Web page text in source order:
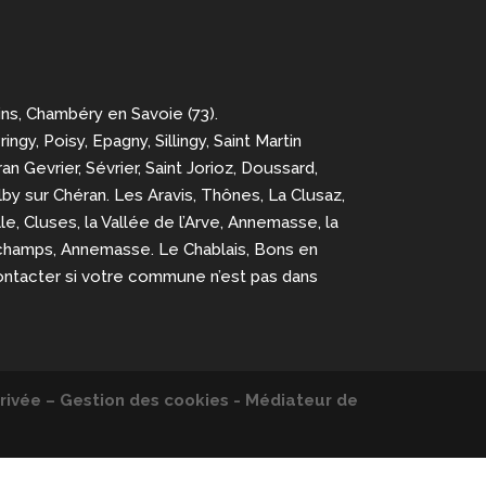
Chambéry en Savoie (73).
Poisy, Epagny, Sillingy, Saint Martin
Gevrier, Sévrier, Saint Jorioz, Doussard,
sur Chéran. Les Aravis, Thônes, La Clusaz,
Cluses, la Vallée de l’Arve, Annemasse, la
Annemasse. Le Chablais, Bons en
si votre commune n’est pas dans
– Gestion des cookies - Médiateur de